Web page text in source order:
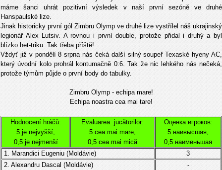
máme šanci uhrát pozitivní výsledek v naší první sezóně ve druhé
Hanspaulské lize.
Jinak historicky první gól Zimbru Olymp ve druhé lize vystřílel náš ukrajinský
legionář Alex Lutsiv. A rovnou i první double, protože přidal i druhý a byl
blízko het-triku. Tak třeba příště!
Vždyť již v pondělí 8 srpna nás čeká další silný soupeř Texaské hyeny AC,
který úvodní kolo prohrál kontumačně 0:6. Tak že nic lehkého nás nečeká,
protože týmům půjde o první body do tabulky.
Zimbru Olymp - echipa mare!
Echipa noastra cea mai tare!
Hodnocení hráčů:
5 je nejvyšší,
0,5 je nejmenší
Evaluarea jucătorilor:
5 cea mai mare,
0,5 cea mai mică
Оценка игроков:
5 наивысшая,
0,5 наименьшая
1. Marandici Eugeniu (Moldávie)
3
2. Alexandru Dascal (Moldávie)
-